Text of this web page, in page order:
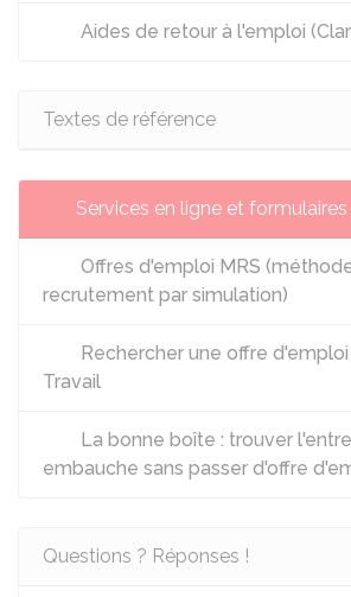
Aides de retour à l'emploi
Textes de référence
Services en ligne et formulaires
Offres d'emploi MRS
recrutement par simulation)
Rechercher une offre d'emploi
Travail
La bonne boîte : trouver
embauche sans passer d'offre
Questions ? Réponses !